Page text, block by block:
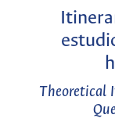
Theoretical